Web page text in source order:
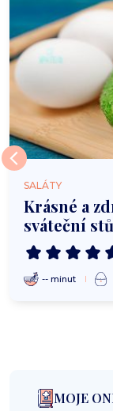
SALÁTY
Krásné a
sváteční
-- minut
MOJE